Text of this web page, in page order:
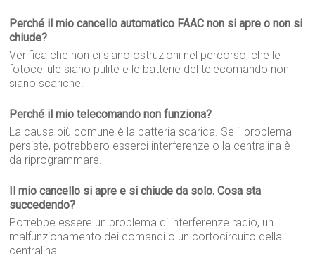
Perché il mio cancello automatico FAAC non si apre o non si
chiude?
Verifica che non ci siano ostruzioni nel percorso, che le
fotocellule siano pulite e le batterie del telecomando non
siano scariche.
Perché il mio telecomando non funziona?
La causa più comune è la batteria scarica. Se il problema
persiste, potrebbero esserci interferenze o la centralina è
da riprogrammare.
Il mio cancello si apre e si chiude da solo. Cosa sta
succedendo?
Potrebbe essere un problema di interferenze radio, un
malfunzionamento dei comandi o un cortocircuito della
centralina.